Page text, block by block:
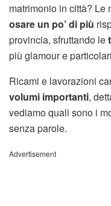
matrimonio in città? Le
osare un po’ di più
provincia, sfruttando le
più glamour e
Ricami e lavorazioni
volumi importanti,
vediamo quali sono i
senza parole.
Advertisement